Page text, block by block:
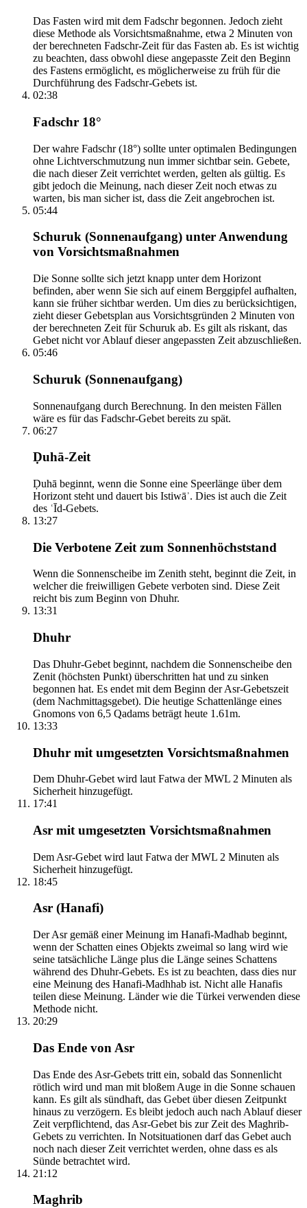
Das Fasten wird mit dem Fadschr begonnen. Jedoch zieht
diese Methode als Vorsichtsmaßnahme, etwa 2 Minuten von
der berechneten Fadschr-Zeit für das Fasten ab. Es ist wichtig
zu beachten, dass obwohl diese angepasste Zeit den Beginn
des Fastens ermöglicht, es möglicherweise zu früh für die
Durchführung des Fadschr-Gebets ist.
02:38
Fadschr 18°
Der wahre Fadschr (18°) sollte unter optimalen Bedingungen
ohne Lichtverschmutzung nun immer sichtbar sein. Gebete,
die nach dieser Zeit verrichtet werden, gelten als gültig. Es
gibt jedoch die Meinung, nach dieser Zeit noch etwas zu
warten, bis man sicher ist, dass die Zeit angebrochen ist.
05:44
Schuruk (Sonnenaufgang) unter Anwendung
von Vorsichtsmaßnahmen
Die Sonne sollte sich jetzt knapp unter dem Horizont
befinden, aber wenn Sie sich auf einem Berggipfel aufhalten,
kann sie früher sichtbar werden. Um dies zu berücksichtigen,
zieht dieser Gebetsplan aus Vorsichtsgründen 2 Minuten von
der berechneten Zeit für Schuruk ab. Es gilt als riskant, das
Gebet nicht vor Ablauf dieser angepassten Zeit abzuschließen.
05:46
Schuruk (Sonnenaufgang)
Sonnenaufgang durch Berechnung. In den meisten Fällen
wäre es für das Fadschr-Gebet bereits zu spät.
06:27
Ḍuhā-Zeit
Ḍuhā beginnt, wenn die Sonne eine Speerlänge über dem
Horizont steht und dauert bis Istiwāʾ. Dies ist auch die Zeit
des ʿĪd-Gebets.
13:27
Die Verbotene Zeit zum Sonnenhöchststand
Wenn die Sonnenscheibe im Zenith steht, beginnt die Zeit, in
welcher die freiwilligen Gebete verboten sind. Diese Zeit
reicht bis zum Beginn von Dhuhr.
13:31
Dhuhr
Das Dhuhr-Gebet beginnt, nachdem die Sonnenscheibe den
Zenit (höchsten Punkt) überschritten hat und zu sinken
begonnen hat. Es endet mit dem Beginn der Asr-Gebetszeit
(dem Nachmittagsgebet). Die heutige Schattenlänge eines
Gnomons von 6,5 Qadams beträgt heute 1.61m.
13:33
Dhuhr mit umgesetzten Vorsichtsmaßnahmen
Dem Dhuhr-Gebet wird laut Fatwa der MWL 2 Minuten als
Sicherheit hinzugefügt.
17:41
Asr mit umgesetzten Vorsichtsmaßnahmen
Dem Asr-Gebet wird laut Fatwa der MWL 2 Minuten als
Sicherheit hinzugefügt.
18:45
Asr (Hanafi)
Der Asr gemäß einer Meinung im Hanafi-Madhab beginnt,
wenn der Schatten eines Objekts zweimal so lang wird wie
seine tatsächliche Länge plus die Länge seines Schattens
während des Dhuhr-Gebets. Es ist zu beachten, dass dies nur
eine Meinung des Hanafi-Madhhab ist. Nicht alle Hanafis
teilen diese Meinung. Länder wie die Türkei verwenden diese
Methode nicht.
20:29
Das Ende von Asr
Das Ende des Asr-Gebets tritt ein, sobald das Sonnenlicht
rötlich wird und man mit bloßem Auge in die Sonne schauen
kann. Es gilt als sündhaft, das Gebet über diesen Zeitpunkt
hinaus zu verzögern. Es bleibt jedoch auch nach Ablauf dieser
Zeit verpflichtend, das Asr-Gebet bis zur Zeit des Maghrib-
Gebets zu verrichten. In Notsituationen darf das Gebet auch
noch nach dieser Zeit verrichtet werden, ohne dass es als
Sünde betrachtet wird.
21:12
Maghrib